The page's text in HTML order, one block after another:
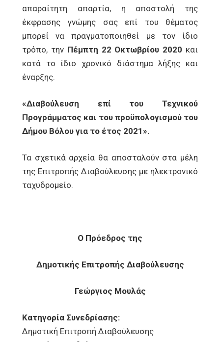
απαραίτητη απαρτία, η αποστολή της
έκφρασης γνώμης σας επί του θέματος
μπορεί να πραγματοποιηθεί με τον ίδιο
τρόπο, την Πέμπτη 22 Οκτωβρίου 2020 και
κατά το ίδιο χρονικό διάστημα λήξης και
έναρξης.
«Διαβούλευση επί του Τεχνικού
Προγράμματος και του προϋπολογισμού του
Δήμου Βόλου για το έτος 2021».
Τα σχετικά αρχεία θα αποσταλούν στα μέλη
της Επιτροπής Διαβούλευσης με ηλεκτρονικό
ταχυδρομείο.
Ο Πρόεδρος της
Δημοτικής Επιτροπής Διαβούλευσης
Γεώργιος Μουλάς
Κατηγορία Συνεδρίασης:
Δημοτική Επιτροπή Διαβούλευσης